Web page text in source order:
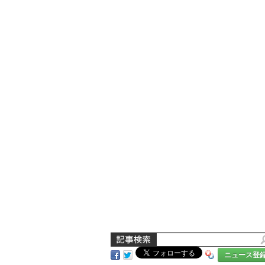
ニュース登